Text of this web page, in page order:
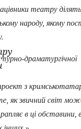
театру
народу, якому
драматургічної
з
як звичний світ
в ці обставини,